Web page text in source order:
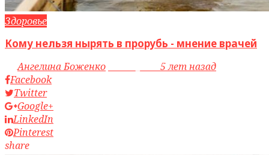
Здоровье
Кому нельзя нырять в прорубь - мнение врачей
byАнгелина Боженко
5 лет назад
Facebook
Twitter
Google+
LinkedIn
Pinterest
share